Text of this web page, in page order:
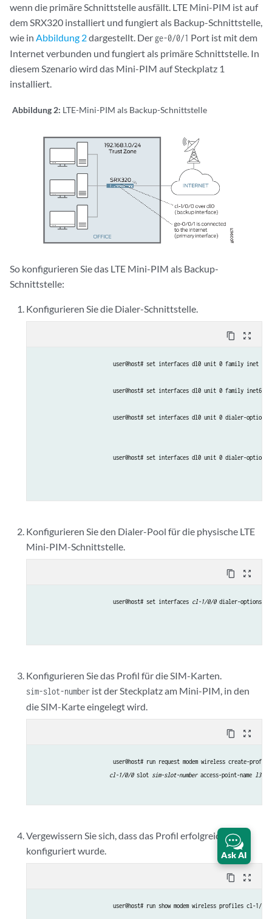
wenn die primäre Schnittstelle ausfällt. LTE Mini-PIM ist auf
dem SRX320 installiert und fungiert als Backup-Schnittstelle,
wie in Abbildung 2dargestellt. Der ge-0/0/1 Port ist mit dem
Internet verbunden und fungiert als primäre Schnittstelle. In
diesem Szenario wird das Mini-PIM auf Steckplatz 1
installiert.
Abbildung 2: LTE-Mini-PIM als Backup-Schnittstelle
So konfigurieren Sie das LTE Mini-PIM als Backup-
Schnittstelle:
Konfigurieren Sie die Dialer-Schnittstelle.
content_copy zoom_out_map
user@host# set interfaces dl0 unit 0 family inet
user@host# set interfaces dl0 unit 0 family inet6
user@host# set interfaces dl0 unit 0 dialer-
user@host# set interfaces dl0 unit 0 dialer-
Konfigurieren Sie den Dialer-Pool für die physische LTE
Mini-PIM-Schnittstelle.
content_copy zoom_out_map
user@host# set interfaces cl-1/0/0 dialer-options
Konfigurieren Sie das Profil für die SIM-Karten.
sim-slot-number ist der Steckplatz am Mini-PIM, in den
die SIM-Karte eingelegt wird.
content_copy zoom_out_map
user@host# run request modem wireless create-
cl-1/0/0 slot sim-slot-number access-point-name
Vergewissern Sie sich, dass das Profil erfolgreich
konfiguriert wurde.
content_copy zoom_out_map
user@host# run show modem wireless profiles cl-1/
Ask AI